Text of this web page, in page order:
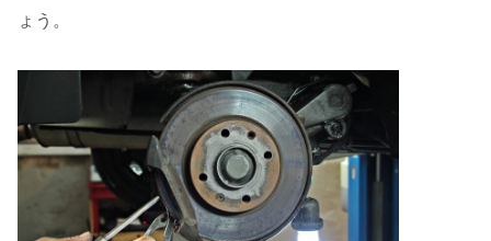
ょう。